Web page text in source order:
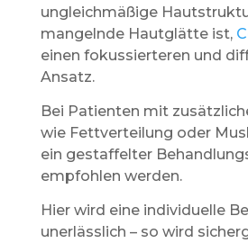
ungleichmäßige
mangelnde Hautglätte ist,
einen fokussierteren und
Ansatz.
Bei Patienten mit
wie Fettverteilung oder
ein gestaffelter
empfohlen werden.
Hier wird eine individuelle
unerlässlich – so wird